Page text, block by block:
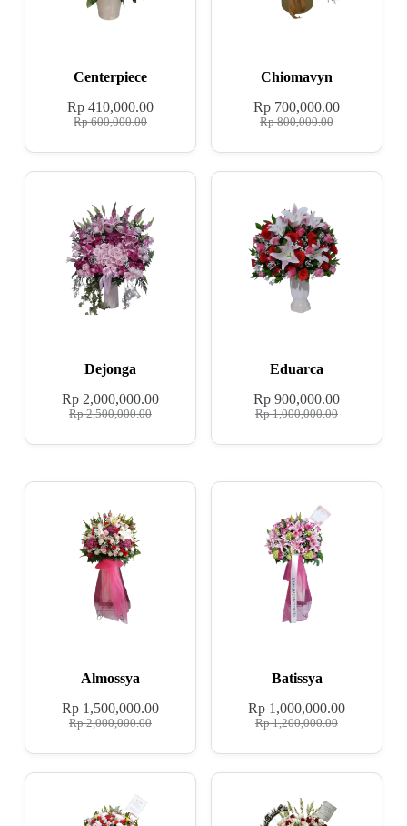
Centerpiece
Rp600,000.00
Rp410,000.00
Chiomavyn
Rp800,000.00
Rp 700,000.00
Dejonga
Rp2,500,000.00
Rp2,000,000.00
Eduarca
Rp1,000,000.00
Rp 900,000.00
Almossya
Rp2,000,000.00
Rp1,500,000.00
Batissya
Rp1,200,000.00
Rp 1,000,000.00